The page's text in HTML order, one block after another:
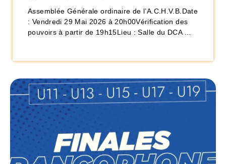
Assemblée Générale ordinaire de l’A.C.H.V.B.Date
: Vendredi 29 Mai 2026 à 20h00Vérification des
pouvoirs à partir de 19h15Lieu : Salle du DCA …